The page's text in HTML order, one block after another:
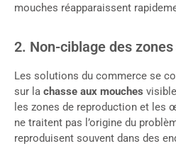
mouches réapparaissent
2. Non-ciblage des
Les solutions du commerce se
sur la chasse aux mouches
les zones de reproduction et les
ne traitent pas l’origine du
reproduisent souvent dans des